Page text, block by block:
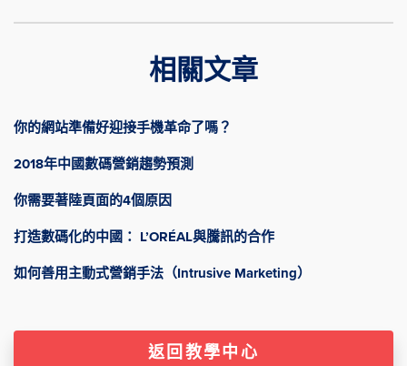
相關文章
你的網站準備好迎接手機革命了嗎？
2018年中國數碼營銷趨勢預測
你需要著陸頁面的4個原因
打造數碼化的中國： L’ORÉAL與騰訊的合作
如何善用主動式營銷手法（Intrusive Marketing）
返回教學中心